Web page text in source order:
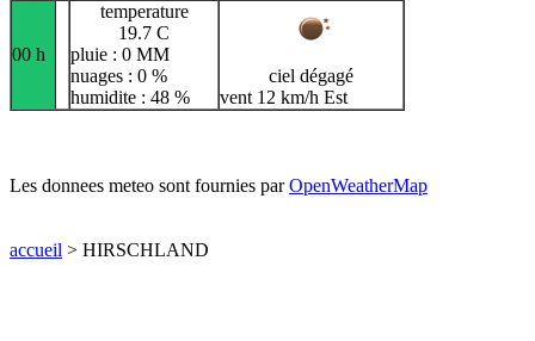
00 h
temperature
19.7 C
pluie : 0 MM
nuages : 0 %
humidite : 48 %
ciel dégagé
vent 12 km/h Est
Les donnees meteo sont fournies parOpenWeatherMap
accueil > HIRSCHLAND